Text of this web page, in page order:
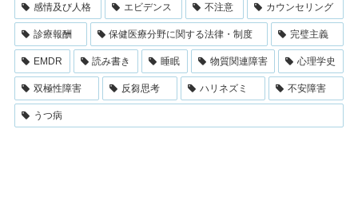
感情及び人格 エビデンス 不注意 カウンセリング
診療報酬 保健医療分野に関する法律・制度 完璧主義
EMDR 読み書き 睡眠 物質関連障害 心理学史
双極性障害 反芻思考 ハリネズミ 不安障害
うつ病